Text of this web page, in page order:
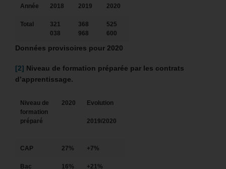
Année 2018 2019 2020
Total
321
038
368
968
525
600
Données provisoires pour 2020
[2] Niveau de formation préparée par les contrats
d’apprentissage.
Niveau de
formation
préparé
2020 Evolution
2019/2020
CAP 27% +7%
Bac 16% +21%